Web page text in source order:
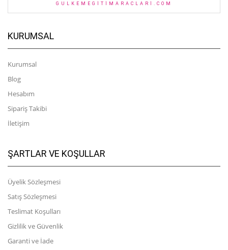
GULKEMEGITIMARACLARI.COM
KURUMSAL
Kurumsal
Blog
Hesabım
Sipariş Takibi
İletişim
ŞARTLAR VE KOŞULLAR
Üyelik Sözleşmesi
Satış Sözleşmesi
Teslimat Koşulları
Gizlilik ve Güvenlik
Garanti ve İade